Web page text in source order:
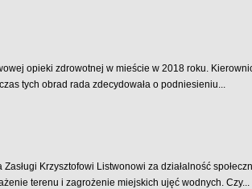
opieki zdrowotnej w mieście w 2018 roku.
tych obrad rada zdecydowała o podniesieniu...
Krzysztofowi Listwonowi za działalność
terenu i zagrożenie miejskich ujęć wodnych. Czy...